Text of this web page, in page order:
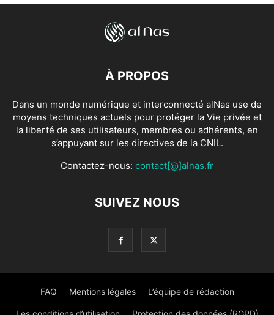
À PROPOS
Dans un monde numérique et interconnecté alNas use de
moyens techniques actuels pour protéger la Vie privée et
la liberté de ses utilisateurs, membres ou adhérents, en
s’appuyant sur les directives de la CNIL.
Contactez-nous: contact[@]alnas.fr
SUIVEZ NOUS
FAQ Mentions légales L’équipe de rédaction